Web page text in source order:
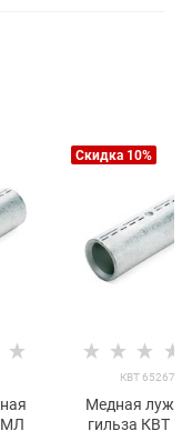
Скидка 10%
КВТ 65267
Медная
гильза КВТ